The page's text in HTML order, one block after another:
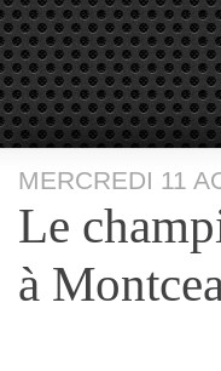
MERCREDI 11
Le
à